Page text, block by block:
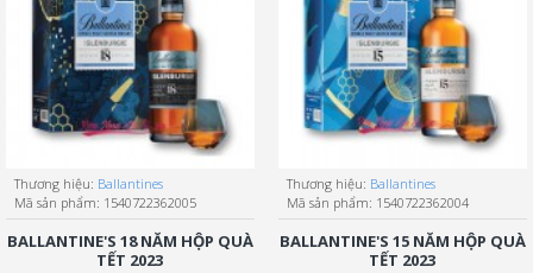
Thương hiệu: Ballantines
Mã sản phẩm: 1540722362005
BALLANTINE'S 18 NĂM HỘP QUÀ
TẾT 2023
Thương hiệu: Ballantines
Mã sản phẩm: 1540722362004
BALLANTINE'S 15 NĂM HỘP QUÀ
TẾT 2023